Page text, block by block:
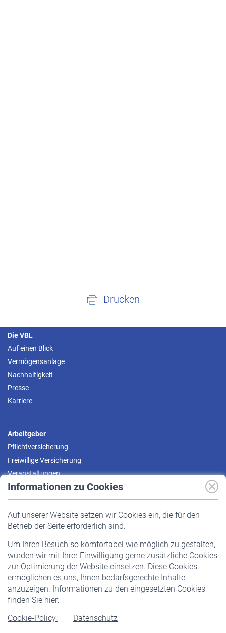
Informationen zu Cookies
Auf unserer Website setzen wir Cookies ein, die für den
Betrieb der Seite erforderlich sind.
Um Ihren Besuch so komfortabel wie möglich zu gestalten,
würden wir mit Ihrer Einwilligung gerne zusätzliche Cookies
zur Optimierung der Website einsetzen. Diese Cookies
ermöglichen es uns, Ihnen bedarfsgerechte Inhalte
anzuzeigen. Informationen zu den eingesetzten Cookies
finden Sie hier:
Cookie-Policy
Datenschutz
Drucken
Die VBL
Auf einen Blick
Vermögensanlage
Nachhaltigkeit
Presse
Karriere
Arbeitgeber
Pflichtversicherung
Freiwillige Versicherung
Veranstaltungen
Pflichtversicherung
Staatliche Förderung
Veranstaltungen
Rentner
Rentenbeginn
Rente beantragen